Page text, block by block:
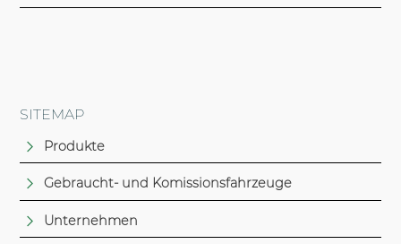
SITEMAP
Produkte
Gebraucht- und Komissionsfahrzeuge
Unternehmen